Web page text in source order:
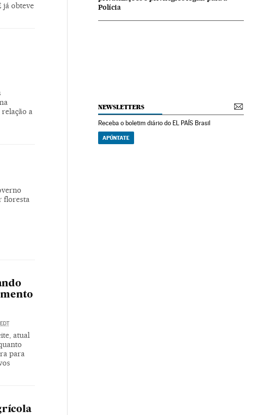
já obteve
a
floresta
EDT
atual
para
Polícia
NEWSLETTERS
Receba o boletim diário do EL PAÍS Brasil
APÚNTATE